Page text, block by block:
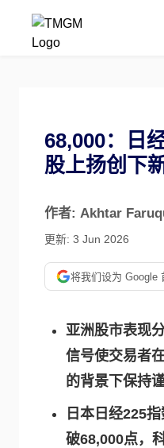
68,000：日
股上扬创下
作者: Akhtar
更新: 3 Jun 2026
将我们设为 Google
亚洲股市表现
信号使交易者
的背景下保持谨
日本日经225
破68,000点，